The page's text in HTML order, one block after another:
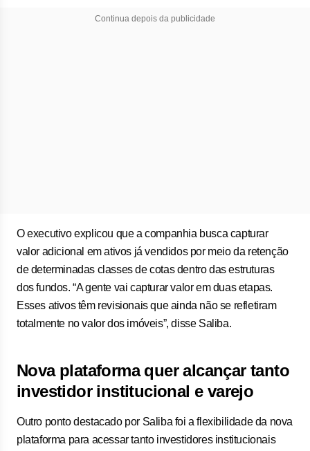
Continua depois da publicidade
O executivo explicou que a companhia busca capturar
valor adicional em ativos já vendidos por meio da retenção
de determinadas classes de cotas dentro das estruturas
dos fundos. “A gente vai capturar valor em duas etapas.
Esses ativos têm revisionais que ainda não se refletiram
totalmente no valor dos imóveis”, disse Saliba.
Nova plataforma quer alcançar tanto
investidor institucional e varejo
Outro ponto destacado por Saliba foi a flexibilidade da nova
plataforma para acessar tanto investidores institucionais